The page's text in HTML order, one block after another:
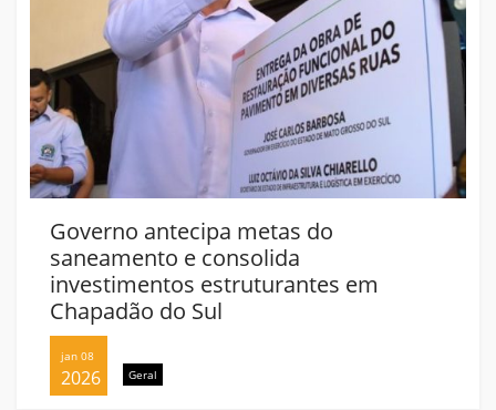
antecipa metas do
e consolida
estruturantes em
do Sul